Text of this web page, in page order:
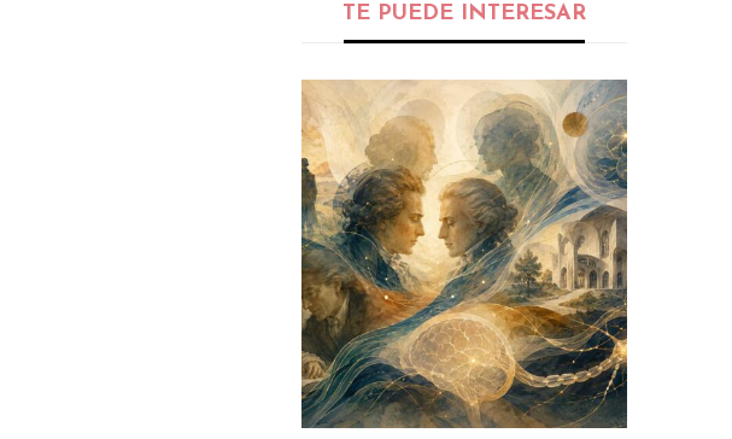
TE PUEDE INTERESAR